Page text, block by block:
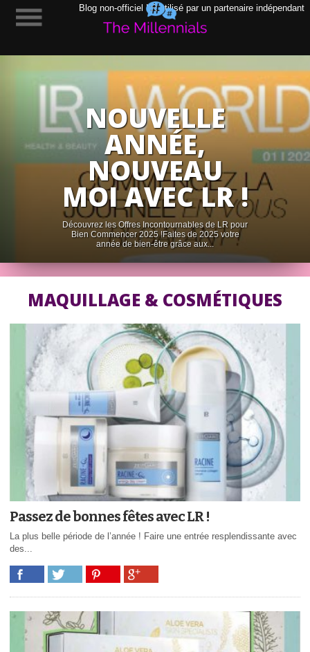
Blog non-officiel LR utilisé par un partenaire indépendant
NOUVELLE
ANNÉE,
NOUVEAU
MOI AVEC LR !
Découvrez les Offres Incontournables de LR pour
Bien Commencer 2025 !Faites de 2025 votre
année de bien-être grâce aux...
MAQUILLAGE & COSMÉTIQUES
Passez de bonnes fêtes avec LR !
La plus belle période de l’année ! Faire une entrée resplendissante avec
des...